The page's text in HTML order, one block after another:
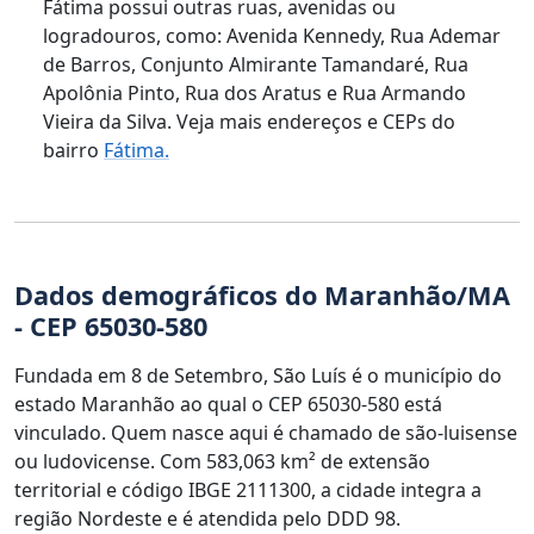
Fátima possui outras ruas, avenidas ou
logradouros, como: Avenida Kennedy, Rua Ademar
de Barros, Conjunto Almirante Tamandaré, Rua
Apolônia Pinto, Rua dos Aratus e Rua Armando
Vieira da Silva. Veja mais endereços e CEPs do
bairro Fátima.
Dados demográficos do Maranhão/MA
- CEP 65030-580
Fundada em 8 de Setembro, São Luís é o município do
estado Maranhão ao qual o CEP 65030-580 está
vinculado. Quem nasce aqui é chamado de são-luisense
ou ludovicense. Com 583,063 km² de extensão
territorial e código IBGE 2111300, a cidade integra a
região Nordeste e é atendida pelo DDD 98.